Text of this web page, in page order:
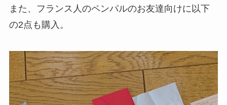
また、フランス人のペンパルのお友達向けに以下
の2点も購入。